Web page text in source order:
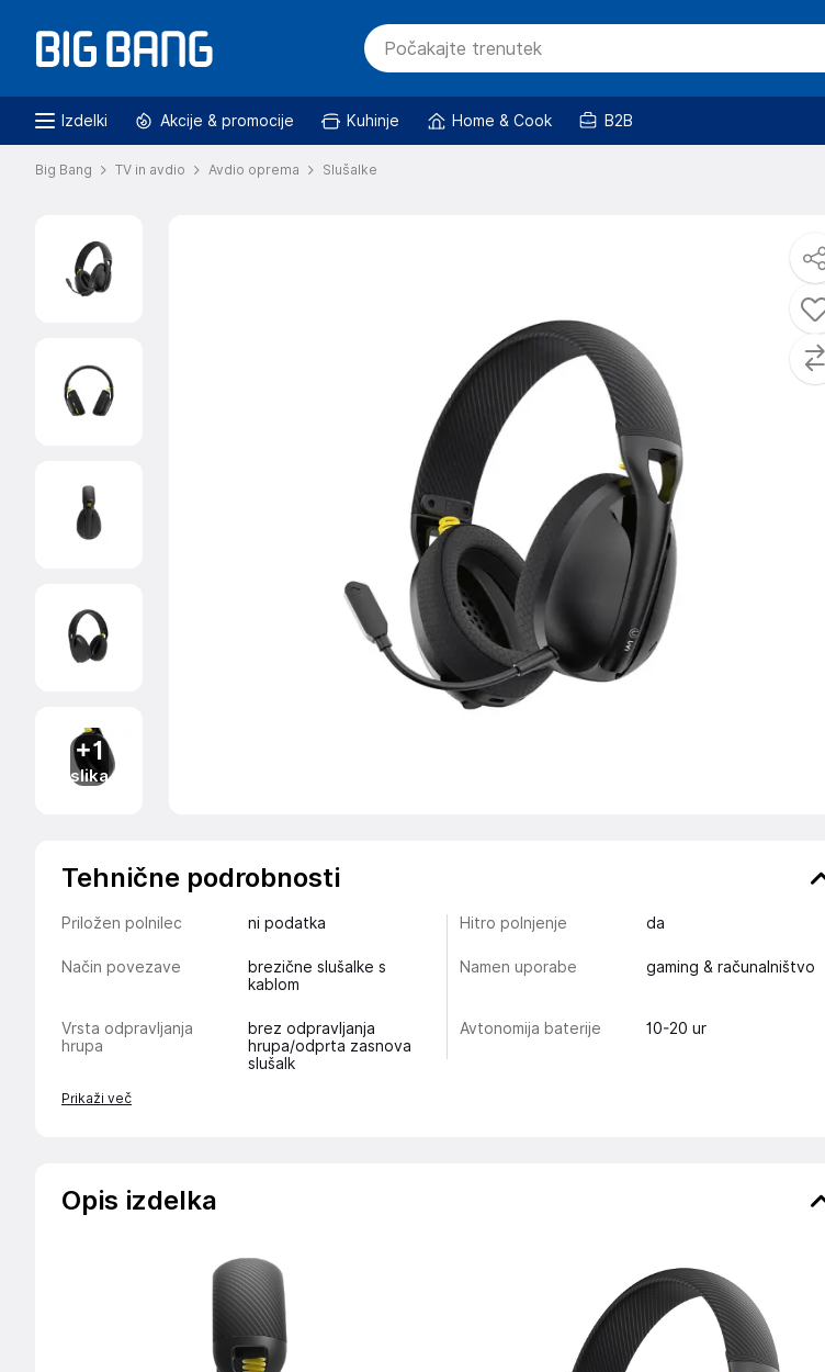
Izdelki Akcije & promocije Kuhinje Home & Cook B2B
Big Bang TV in avdio Avdio oprema Slušalke
+1
slika
Tehnične podrobnosti
Priložen polnilec ni podatka Hitro polnjenje da
Način povezave
brezične slušalke s
kablom
Namen uporabe gaming & računalništvo
Vrsta odpravljanja
hrupa
brez odpravljanja
hrupa/odprta zasnova
slušalk
Avtonomija baterije 10-20 ur
Prikaži več
Opis izdelka